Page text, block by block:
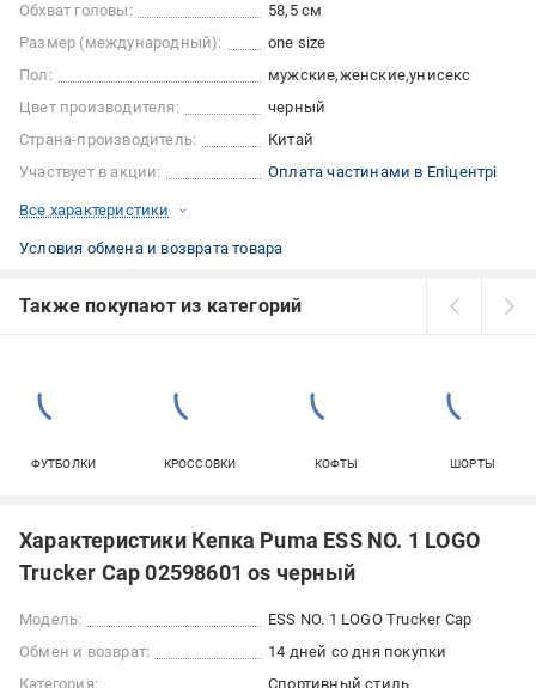
Обхват головы:
58,5 см
Размер (международный):
one size
Пол:
мужские женские унисекс
Цвет производителя:
черный
Страна-производитель:
Китай
Участвует в акции:
Оплата частинами в Епіцентрі
Все характеристики
Условия обмена и возврата товара
Также покупают из категорий
ФУТБОЛКИ КРОССОВКИ КОФТЫ ШОРТЫ
Характеристики Кепка Puma ESS NO. 1 LOGO
Trucker Cap 02598601 os черный
Модель:
ESS NO. 1 LOGO Trucker Cap
Обмен и возврат:
14 дней со дня покупки
Категория:
Спортивный стиль